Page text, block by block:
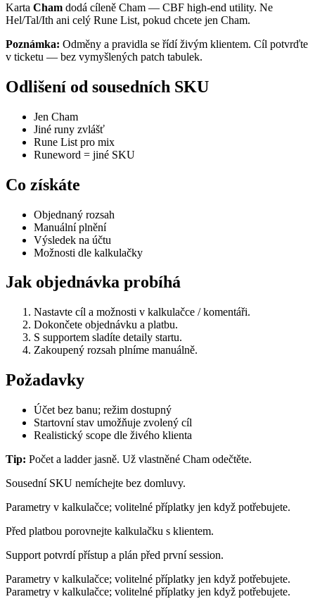
Karta Cham dodá cíleně Cham — CBF high-end utility. Ne
Hel/Tal/Ith ani celý Rune List, pokud chcete jen Cham.
Poznámka: Odměny a pravidla se řídí živým klientem. Cíl potvrďte
v ticketu — bez vymyšlených patch tabulek.
Odlišení od sousedních SKU
Jen Cham
Jiné runy zvlášť
Rune List pro mix
Runeword = jiné SKU
Co získáte
Objednaný rozsah
Manuální plnění
Výsledek na účtu
Možnosti dle kalkulačky
Jak objednávka probíhá
Nastavte cíl a možnosti v kalkulačce / komentáři.
Dokončete objednávku a platbu.
S supportem sladíte detaily startu.
Zakoupený rozsah plníme manuálně.
Požadavky
Účet bez banu; režim dostupný
Startovní stav umožňuje zvolený cíl
Realistický scope dle živého klienta
Tip: Počet a ladder jasně. Už vlastněné Cham odečtěte.
Sousední SKU nemíchejte bez domluvy.
Parametry v kalkulačce; volitelné příplatky jen když potřebujete.
Před platbou porovnejte kalkulačku s klientem.
Support potvrdí přístup a plán před první session.
Parametry v kalkulačce; volitelné příplatky jen když potřebujete.
Parametry v kalkulačce; volitelné příplatky jen když potřebujete.